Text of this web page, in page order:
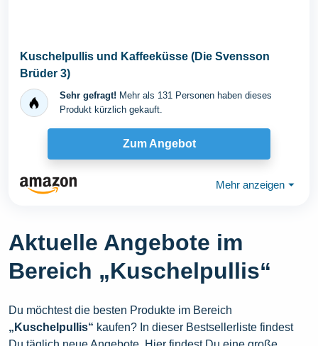
Kuschelpullis und Kaffeeküsse (Die Svensson
Brüder 3)
Sehr gefragt! Mehr als 131 Personen haben dieses
Produkt kürzlich gekauft.
Zum Angebot
Mehr anzeigen ⏷
Aktuelle Angebote im
Bereich „Kuschelpullis“
Du möchtest die besten Produkte im Bereich
„Kuschelpullis“ kaufen? In dieser Bestsellerliste findest